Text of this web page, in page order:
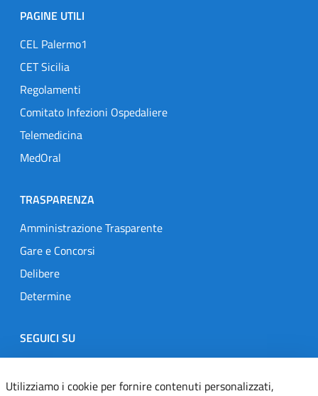
PAGINE UTILI
CEL Palermo1
CET Sicilia
Regolamenti
Comitato Infezioni Ospedaliere
Telemedicina
MedOral
TRASPARENZA
Amministrazione Trasparente
Gare e Concorsi
Delibere
Determine
SEGUICI SU
Designers Italia
TwitterInstagramYoutubeLinkedin
Utilizziamo i cookie per fornire contenuti personalizzati,